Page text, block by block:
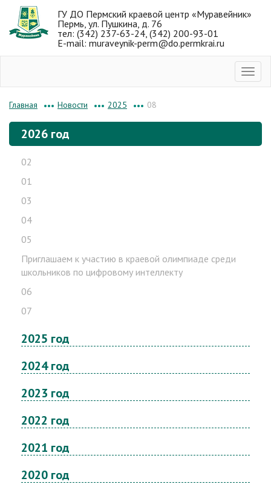
ГУ ДО Пермский краевой центр «Муравейник»
Пермь, ул. Пушкина, д. 76
тел: (342) 237-63-24, (342) 200-93-01
E-mail: muraveynik-perm@do.permkrai.ru
Главная ••• Новости ••• 2025 ••• 08
2026 год
02
01
03
04
05
Приглашаем к участию в краевой олимпиаде среди
школьников по цифровому интеллекту
06
07
2025 год
2024 год
2023 год
2022 год
2021 год
2020 год